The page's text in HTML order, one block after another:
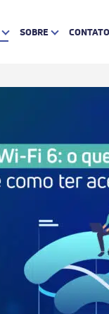
SOBRE CONTATO